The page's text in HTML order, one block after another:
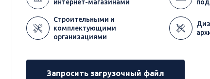
интернет-магазинами
Строительными и
комплектующими
организациями
Запросить загрузочный файл